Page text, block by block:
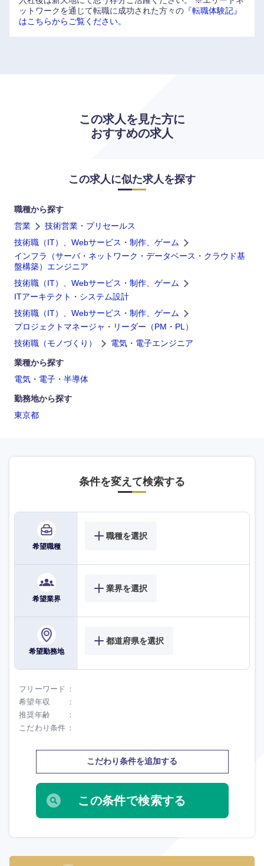
ットワークを通じて転職に成功された方々の 『転職体験記』
はこちらからご覧ください。
この求人を見た方に
おすすめの求人
この求人に似た求人を探す
職種から探す
営業
技術営業・プリセールス
技術職（IT）、Webサービス・制作、ゲーム
インフラ（サーバ・ネットワーク・データベース・クラウド基
盤構築）エンジニア
技術職（IT）、Webサービス・制作、ゲーム
ITアーキテクト・システム設計
技術職（IT）、Webサービス・制作、ゲーム
プロジェクトマネージャ・リーダー（PM・PL）
技術職（モノづくり）
電気・電子エンジニア
業種から探す
電気・電子・半導体
勤務地から探す
東京都
条件を変えて検索する
希望職種
職種を選択
希望業界
業界を選択
希望勤務地
都道府県を選択
フリーワード
希望年収
推奨年齢
こだわり条件
こだわり条件を追加する
宮崎県
海外